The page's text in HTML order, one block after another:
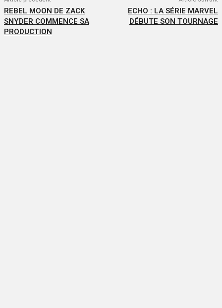
REBEL MOON DE ZACK
SNYDER COMMENCE SA
PRODUCTION
ECHO : LA SÉRIE MARVEL
DÉBUTE SON TOURNAGE